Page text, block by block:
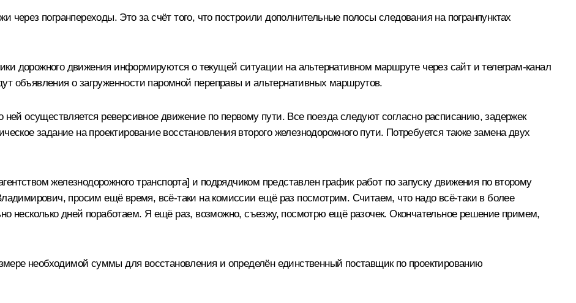
через погранпереходы. Это за счёт того, что построили дополнительные полосы следования на погранпунктах
дорожного движения информируются о текущей ситуации на альтернативном маршруте через сайт и телеграм-канал
объявления о загруженности паромной переправы и альтернативных маршрутов.
ней осуществляется реверсивное движение по первому пути. Все поезда следуют согласно расписанию, задержек
задание на проектирование восстановления второго железнодорожного пути. Потребуется также замена двух
железнодорожного транспорта] и подрядчиком представлен график работ по запуску движения по второму
просим ещё время, всё-таки на комиссии ещё раз посмотрим. Считаем, что надо всё-таки в более
несколько дней поработаем. Я ещё раз, возможно, съезжу, посмотрю ещё разочек. Окончательное решение примем,
необходимой суммы для восстановления и определён единственный поставщик по проектированию